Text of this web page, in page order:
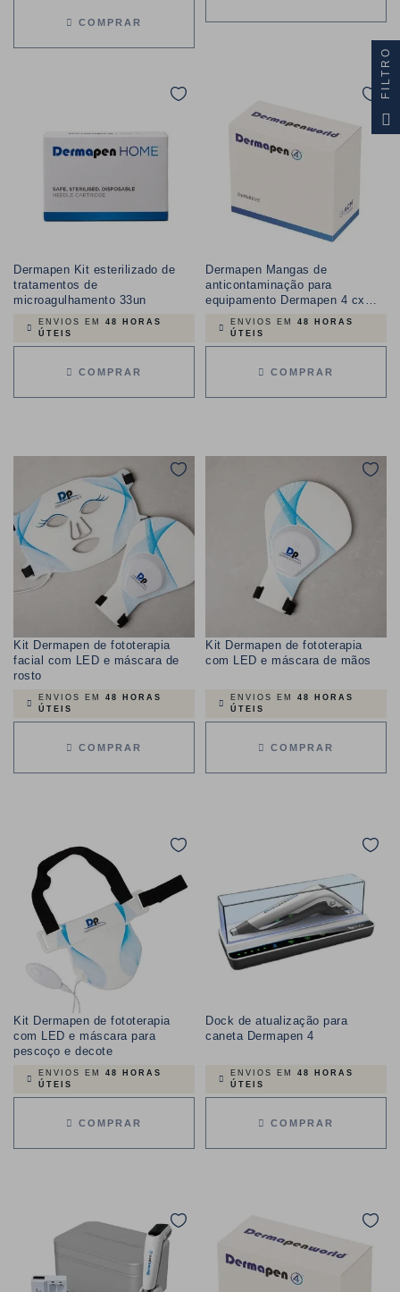
COMPRAR
Dermapen Kit esterilizado de
tratamentos de
microagulhamento 33un
ENVIOS EM 48 HORAS
ÚTEIS
COMPRAR
Dermapen Mangas de
anticontaminação para
equipamento Dermapen 4 cx
10unENVIOS EM 48 HORAS
ÚTEIS
COMPRAR
Kit Dermapen de fototerapia
facial com LED e máscara de
rosto
ENVIOS EM 48 HORAS
ÚTEIS
COMPRAR
Kit Dermapen de fototerapia
com LED e máscara de mãos
ENVIOS EM 48 HORAS
ÚTEIS
COMPRAR
Kit Dermapen de fototerapia
com LED e máscara para
pescoço e decote
ENVIOS EM 48 HORAS
ÚTEIS
COMPRAR
Dock de atualização para
caneta Dermapen 4
ENVIOS EM 48 HORAS
ÚTEIS
COMPRAR
FILTRO